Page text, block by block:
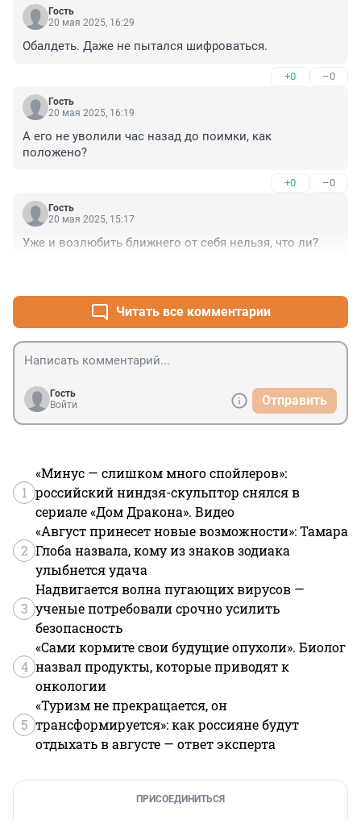
Гость
20 мая 2025, 16:29
Обалдеть. Даже не пытался шифроваться.
+0 –0
Гость
20 мая 2025, 16:19
А его не уволили час назад до поимки, как
положено?
+0 –0
Гость
20 мая 2025, 15:17
Уже и возлюбить ближнего от себя нельзя, что ли?
Читать все комментарии
Гость
Войти
Отправить
1
«Минус — слишком много спойлеров»:
российский ниндзя-скульптор снялся в
сериале «Дом Дракона». Видео
2
«Август принесет новые возможности»: Тамара
Глоба назвала, кому из знаков зодиака
улыбнется удача
3
Надвигается волна пугающих вирусов —
ученые потребовали срочно усилить
безопасность
4
«Сами кормите свои будущие опухоли». Биолог
назвал продукты, которые приводят к
онкологии
5
«Туризм не прекращается, он
трансформируется»: как россияне будут
отдыхать в августе — ответ эксперта
ПРИСОЕДИНИТЬСЯ